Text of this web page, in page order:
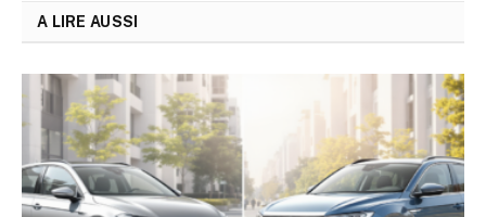
A LIRE AUSSI